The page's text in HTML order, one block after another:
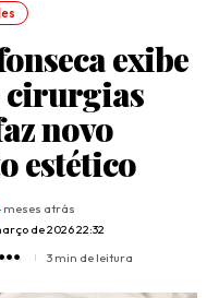
exibe
cirurgias
novo
estético
de 2026 22:32
meses atrás
3 min de leitura